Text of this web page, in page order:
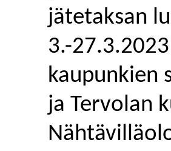
jätetaksan
3.-
kaupunkien
ja Tervolan